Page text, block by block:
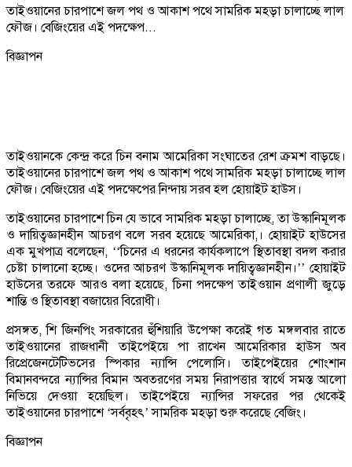
তাইওয়ানের চারপাশে জল পথ ও আকাশ পথে সামরিক মহড়া চালাচ্ছে লাল
ফৌজ। বেজিংয়ের এই পদক্ষেপ...
বিজ্ঞাপন
তাইওয়ানকে কেন্দ্র করে চিন বনাম আমেরিকা সংঘাতের রেশ ক্রমশ বাড়ছে।
তাইওয়ানের চারপাশে জল পথ ও আকাশ পথে সামরিক মহড়া চালাচ্ছে লাল
ফৌজ। বেজিংয়ের এই পদক্ষেপের নিন্দায় সরব হল হোয়াইট হাউস।
তাইওয়ানের চারপাশে চিন যে ভাবে সামরিক মহড়া চালাচ্ছে, তা ‌‌‌‍উস্কানিমূলক
ও দায়িত্বজ্ঞানহীন আচরণ বলে সরব হয়েছে আমেরিকা,। হোয়াইট হাউসের
এক মুখপাত্র বলেছেন, ‘‘চিনের এ ধরনের কার্যকলাপে স্থিতাবস্থা বদল করার
চেষ্টা চালানো হচ্ছে। ওদের আচরণ উস্কানিমূলক দায়িত্বজ্ঞানহীন।’’ হোয়াইট
হাউসের তরফে আরও বলা হয়েছে, চিনা পদক্ষেপ তাইওয়ান প্রণালী জুড়ে
শান্তি ও স্থিতাবস্থা বজায়ের বিরোধী।
প্রসঙ্গত, শি জিনপিং সরকারের হুঁশিয়ারি উপেক্ষা করেই গত মঙ্গলবার রাতে
তাইওয়ানের রাজধানী তাইপেইয়ে পা রাখেন আমেরিকার হাউস অব
রিপ্রেজেনটেটিভসের স্পিকার ন্যান্সি পেলোসি। তাইপেইয়ের শোংশান
বিমানবন্দরে ন্যান্সির বিমান অবতরণের সময় নিরাপত্তার স্বার্থে সমস্ত আলো
নিভিয়ে দেওয়া হয়েছিল। তাইপেইয়ে ন্যান্সির সফরের পর থেকেই
তাইওয়ানের চারপাশে ‘সর্ববৃহৎ’ সামরিক মহড়া শুরু করেছে বেজিং।
বিজ্ঞাপন